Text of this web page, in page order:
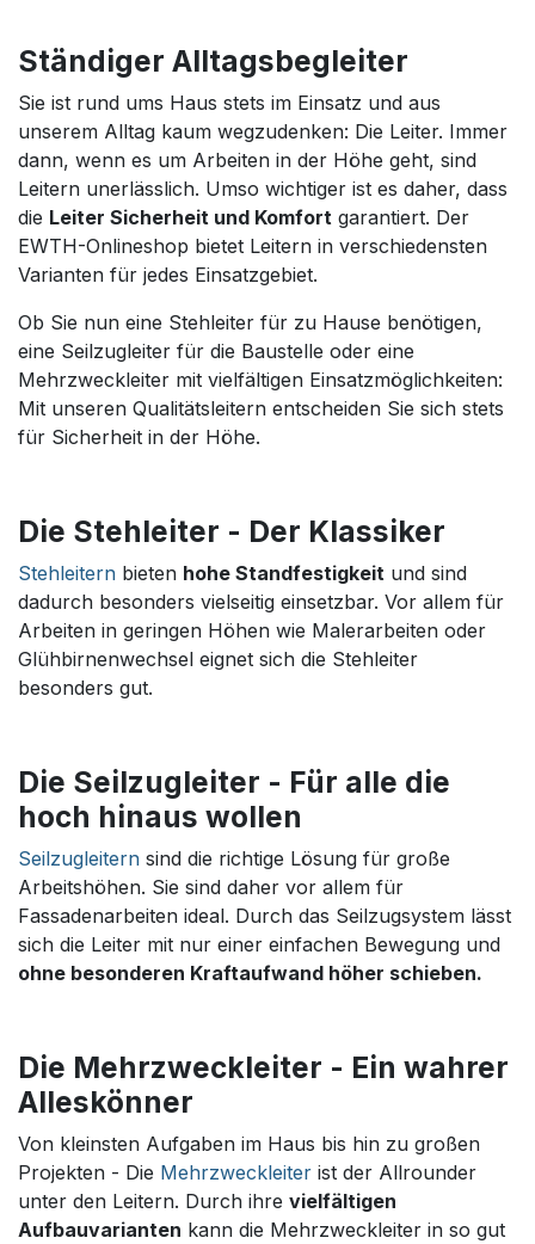
Ständiger Alltagsbegleiter
Sie ist rund ums Haus stets im Einsatz und aus
unserem Alltag kaum wegzudenken: Die Leiter. Immer
dann, wenn es um Arbeiten in der Höhe geht, sind
Leitern unerlässlich. Umso wichtiger ist es daher, dass
die Leiter Sicherheit und Komfort garantiert. Der
EWTH-Onlineshop bietet Leitern in verschiedensten
Varianten für jedes Einsatzgebiet.
Ob Sie nun eine Stehleiter für zu Hause benötigen,
eine Seilzugleiter für die Baustelle oder eine
Mehrzweckleiter mit vielfältigen Einsatzmöglichkeiten:
Mit unseren Qualitätsleitern entscheiden Sie sich stets
für Sicherheit in der Höhe.
Die Stehleiter - Der Klassiker
Stehleitern bieten hohe Standfestigkeit und sind
dadurch besonders vielseitig einsetzbar. Vor allem für
Arbeiten in geringen Höhen wie Malerarbeiten oder
Glühbirnenwechsel eignet sich die Stehleiter
besonders gut.
Die Seilzugleiter - Für alle die
hoch hinaus wollen
Seilzugleitern sind die richtige Lösung für große
Arbeitshöhen. Sie sind daher vor allem für
Fassadenarbeiten ideal. Durch das Seilzugsystem lässt
sich die Leiter mit nur einer einfachen Bewegung und
ohne besonderen Kraftaufwand höher schieben.
Die Mehrzweckleiter - Ein wahrer
Alleskönner
Von kleinsten Aufgaben im Haus bis hin zu großen
Projekten - Die Mehrzweckleiter ist der Allrounder
unter den Leitern. Durch ihre vielfältigen
Aufbauvarianten kann die Mehrzweckleiter in so gut